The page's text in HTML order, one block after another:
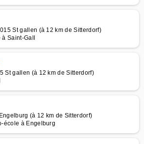
St gallen (à 12 km de Sitterdorf)
Saint-Gall
St gallen (à 12 km de Sitterdorf)
(à 12 km de Sitterdorf)
école à Engelburg